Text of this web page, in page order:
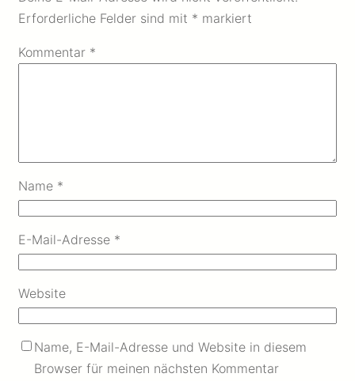
Erforderliche Felder sind mit * markiert
Kommentar *
Name *
E-Mail-Adresse *
Website
Name, E-Mail-Adresse und Website in diesem
Browser für meinen nächsten Kommentar